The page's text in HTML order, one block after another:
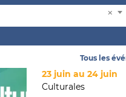
23 juin au 24 juin
Culturales
Tous les